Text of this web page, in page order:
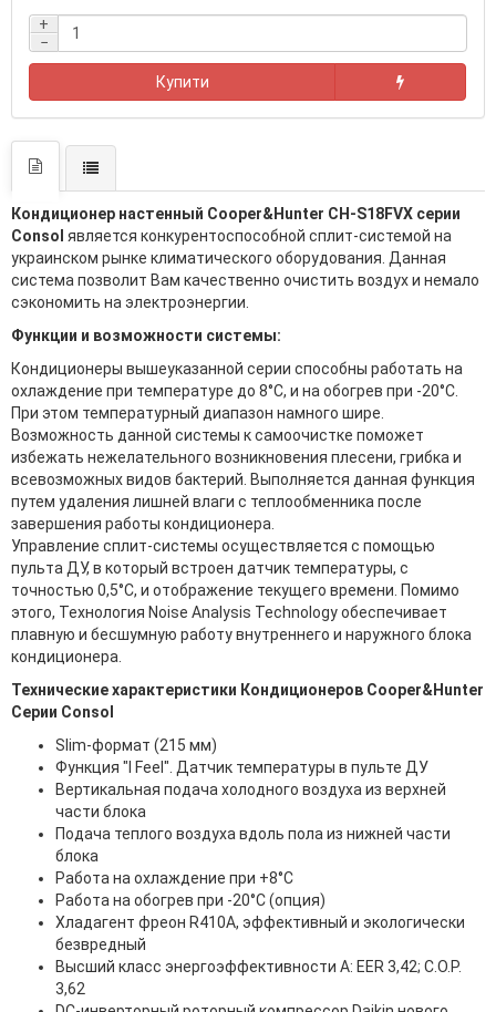
+
−
Купити
Кондиционер настенный Cooper&Hunter CH-S18FVX серии
Consol является конкурентоспособной сплит-системой на
украинском рынке климатического оборудования. Данная
система позволит Вам качественно очистить воздух и немало
сэкономить на электроэнергии.
Функции и возможности системы:
Кондиционеры вышеуказанной серии способны работать на
охлаждение при температуре до 8°C, и на обогрев при -20°C.
При этом температурный диапазон намного шире.
Возможность данной системы к самоочистке поможет
избежать нежелательного возникновения плесени, грибка и
всевозможных видов бактерий. Выполняется данная функция
путем удаления лишней влаги с теплообменника после
завершения работы кондиционера.
Управление сплит-системы осуществляется с помощью
пульта ДУ, в который встроен датчик температуры, с
точностью 0,5°C, и отображение текущего времени. Помимо
этого, Технология Noise Analysis Technology обеспечивает
плавную и бесшумную работу внутреннего и наружного блока
кондиционера.
Технические характеристики Кондиционеров Cooper&Hunter
Серии Consol
Slim-формат (215 мм)
Функция "I Feel". Датчик температуры в пульте ДУ
Вертикальная подача холодного воздуха из верхней
части блока
Подача теплого воздуха вдоль пола из нижней части
блока
Работа на охлаждение при +8°C
Работа на обогрев при -20°C (опция)
Хладагент фреон R410A, эффективный и экологически
безвредный
Высший класс энергоэффективности А: EER 3,42; C.O.P.
3,62